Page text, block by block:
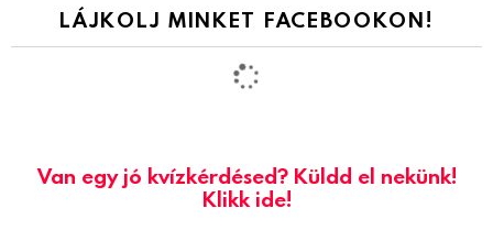
LÁJKOLJ MINKET FACEBOOKON!
Van egy jó kvízkérdésed? Küldd el nekünk!
Klikk ide!